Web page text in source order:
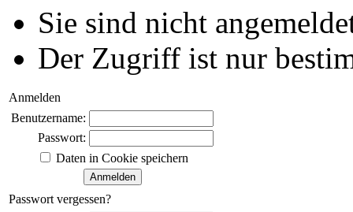
Sie sind nicht
Der Zugriff ist nur
Anmelden
Benutzername:
Passwort:
Daten in Cookie speichern
Passwort vergessen?